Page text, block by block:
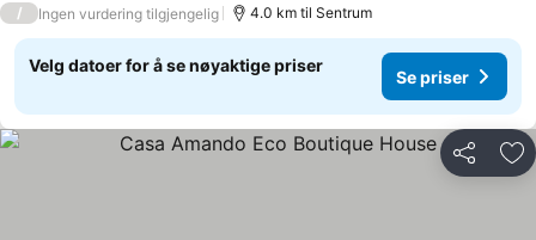
/ Ingen vurdering tilgjengelig 4.0 km til Sentrum
Velg datoer for å se nøyaktige priser
Se priser
Del